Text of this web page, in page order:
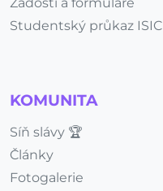
Studentský průkaz ISIC
KOMUNITA
Síň slávy 🏆
Články
Fotogalerie